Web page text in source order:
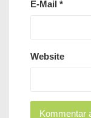
E-Mail *
Website